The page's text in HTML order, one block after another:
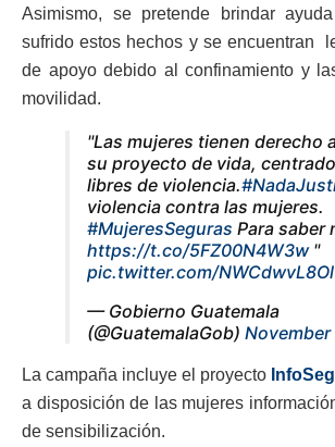
Asimismo, se pretende brindar
sufrido estos hechos y se encuentran
de apoyo debido al confinamiento y
movilidad.
"Las mujeres tienen derecho
su proyecto de vida,
libres de violencia.
violencia contra las mujeres.
#MujeresSeguras Para saber
https://t.co/5FZ00N4W3w"
pic.twitter.com/NWCdwvL8Ol
— Gobierno Guatemala
(@GuatemalaGob)
La campaña incluye el proyecto
a disposición de las mujeres
de sensibilización.